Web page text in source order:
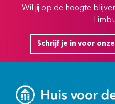
Wil jij op de hoogte
Schrijf je in voor